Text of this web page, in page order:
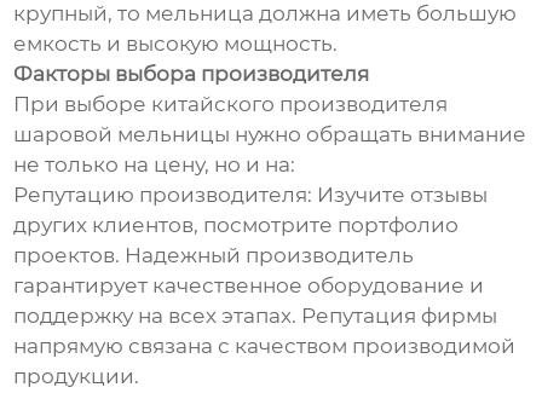
крупный, то мельница должна иметь большую
емкость и высокую мощность.
Факторы выбора производителя
При выборе китайского производителя
шаровой мельницы нужно обращать внимание
не только на цену, но и на:
Репутацию производителя: Изучите отзывы
других клиентов, посмотрите портфолио
проектов. Надежный производитель
гарантирует качественное оборудование и
поддержку на всех этапах. Репутация фирмы
напрямую связана с качеством производимой
продукции.